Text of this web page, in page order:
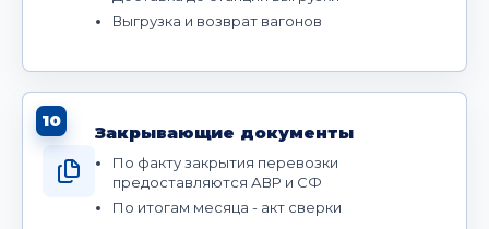
Выгрузка и возврат вагонов
10
Закрывающие документы
По факту закрытия перевозки
предоставляются АВР и СФ
По итогам месяца - акт сверки